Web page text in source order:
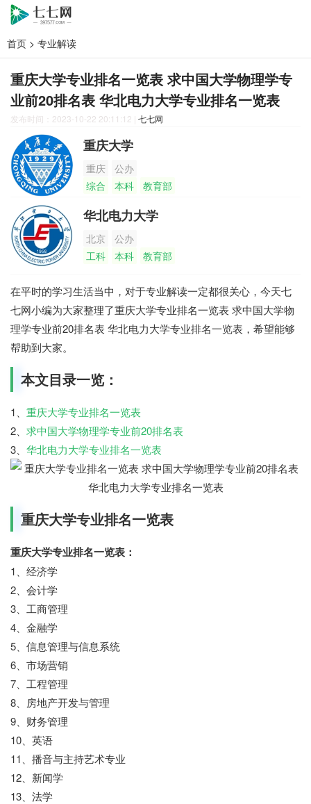
首页 > 专业解读
重庆大学专业排名一览表 求中国大学物理学专
业前20排名表 华北电力大学专业排名一览表
发布时间：2023-10-22 20:11:12 | 七七网
重庆大学
重庆
公办
综合
本科 教育部
华北电力大学
北京
公办
工科
本科 教育部
在平时的学习生活当中，对于专业解读一定都很关心，今天七
七网小编为大家整理了重庆大学专业排名一览表 求中国大学物
理学专业前20排名表 华北电力大学专业排名一览表，希望能够
帮助到大家。
本文目录一览：
1、 重庆大学专业排名一览表
2、 求中国大学物理学专业前20排名表
3、 华北电力大学专业排名一览表
重庆大学专业排名一览表
重庆大学专业排名一览表：
1、经济学
2、会计学
3、工商管理
4、金融学
5、信息管理与信息系统
6、市场营销
7、工程管理
8、房地产开发与管理
9、财务管理
10、英语
11、播音与主持艺术专业
12、新闻学
13、法学